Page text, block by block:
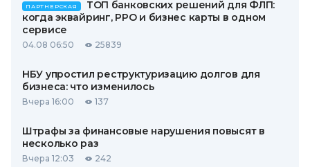
ПАРТНЕРСКАЯ
ТОП банковских решений для ФЛП:
когда эквайринг, РРО и бизнес карты в одном
сервисе
04.08 06:50 25839
НБУ упростил реструктуризацию долгов для
бизнеса: что изменилось
Вчера 16:00 137
Штрафы за финансовые нарушения повысят в
несколько раз
Вчера 12:03 242